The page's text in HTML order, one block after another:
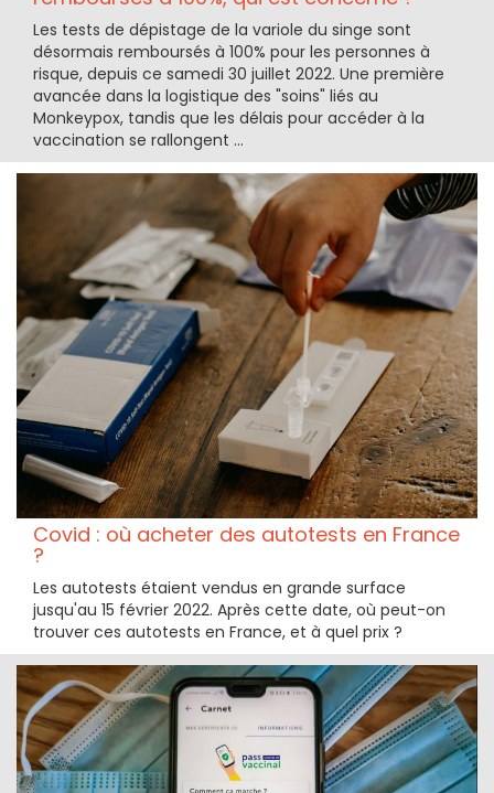
Les tests de dépistage de la variole du singe sont
désormais remboursés à 100% pour les personnes à
risque, depuis ce samedi 30 juillet 2022. Une première
avancée dans la logistique des "soins" liés au
Monkeypox, tandis que les délais pour accéder à la
vaccination se rallongent ...
Covid : où acheter des autotests en France
?
Les autotests étaient vendus en grande surface
jusqu'au 15 février 2022. Après cette date, où peut-on
trouver ces autotests en France, et à quel prix ?